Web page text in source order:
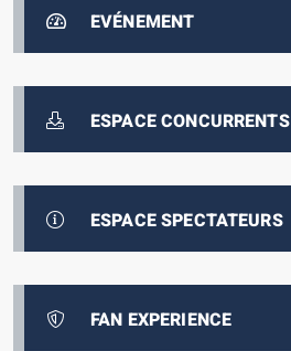
EVÉNEMENT
ESPACE CONCURRENTS
ESPACE SPECTATEURS
FAN EXPERIENCE